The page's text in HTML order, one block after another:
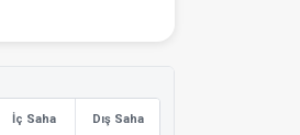
İç Saha Dış Saha